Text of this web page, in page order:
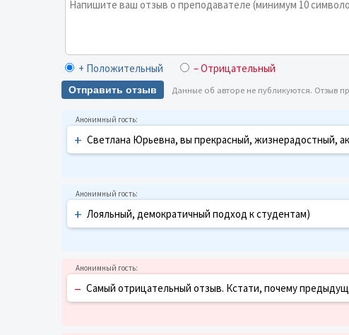
+ Положительный – Отрицательный
Отправить отзыв Данные об авторе не публикуются. Отзыв
+ Светлана Юрьевна, вы прекрасный, жизнерадостный,
+ Лояльный, демократичный подход к студентам)
– Самый отрицательный отзыв. Кстати, почему